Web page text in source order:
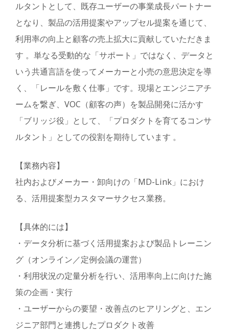
ルタントとして、既存ユーザーの事業成長パートナー
となり、製品の活用提案やアップセル提案を通じて、
利用率の向上と顧客の売上拡大に貢献していただきま
す 。単なる受動的な「サポート」ではなく、データと
いう共通言語を使ってメーカーと小売の意思決定を導
く、「レールを敷く仕事」です。現場とエンジニアチ
ームを繋ぎ、VOC（顧客の声）を製品開発に活かす
「ブリッジ役」として、「プロダクトを育てるコンサ
ルタント」としての役割を期待しています 。
【業務内容】
社内およびメーカー・卸向けの「MD-Link」におけ
る、活用提案型カスタマーサクセス業務。
【具体的には】
・データ分析に基づく活用提案および製品トレーニン
グ（オンライン／定例会議の運営）
・利用状況の定量分析を行い、活用率向上に向けた施
策の企画・実行
・ユーザーからの要望・改善点のヒアリングと、エン
ジニア部門と連携したプロダクト改善